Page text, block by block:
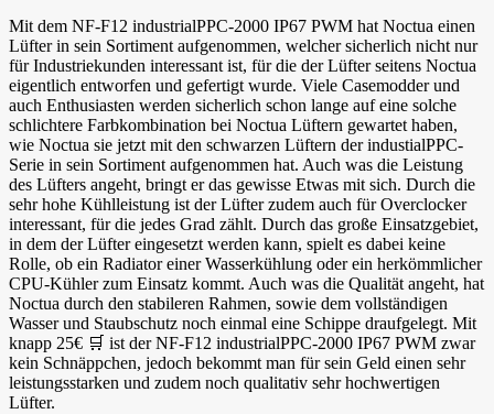
Mit dem NF-F12 industrialPPC-2000 IP67 PWM hat Noctua einen
Lüfter in sein Sortiment aufgenommen, welcher sicherlich nicht nur
für Industriekunden interessant ist, für die der Lüfter seitens Noctua
eigentlich entworfen und gefertigt wurde. Viele Casemodder und
auch Enthusiasten werden sicherlich schon lange auf eine solche
schlichtere Farbkombination bei Noctua Lüftern gewartet haben,
wie Noctua sie jetzt mit den schwarzen Lüftern der industialPPC-
Serie in sein Sortiment aufgenommen hat. Auch was die Leistung
des Lüfters angeht, bringt er das gewisse Etwas mit sich. Durch die
sehr hohe Kühlleistung ist der Lüfter zudem auch für Overclocker
interessant, für die jedes Grad zählt. Durch das große Einsatzgebiet,
in dem der Lüfter eingesetzt werden kann, spielt es dabei keine
Rolle, ob ein Radiator einer Wasserkühlung oder ein herkömmlicher
CPU-Kühler zum Einsatz kommt. Auch was die Qualität angeht, hat
Noctua durch den stabileren Rahmen, sowie dem vollständigen
Wasser und Staubschutz noch einmal eine Schippe draufgelegt. Mit
knapp 25€ 🛒 ist der NF-F12 industrialPPC-2000 IP67 PWM zwar
kein Schnäppchen, jedoch bekommt man für sein Geld einen sehr
leistungsstarken und zudem noch qualitativ sehr hochwertigen
Lüfter.